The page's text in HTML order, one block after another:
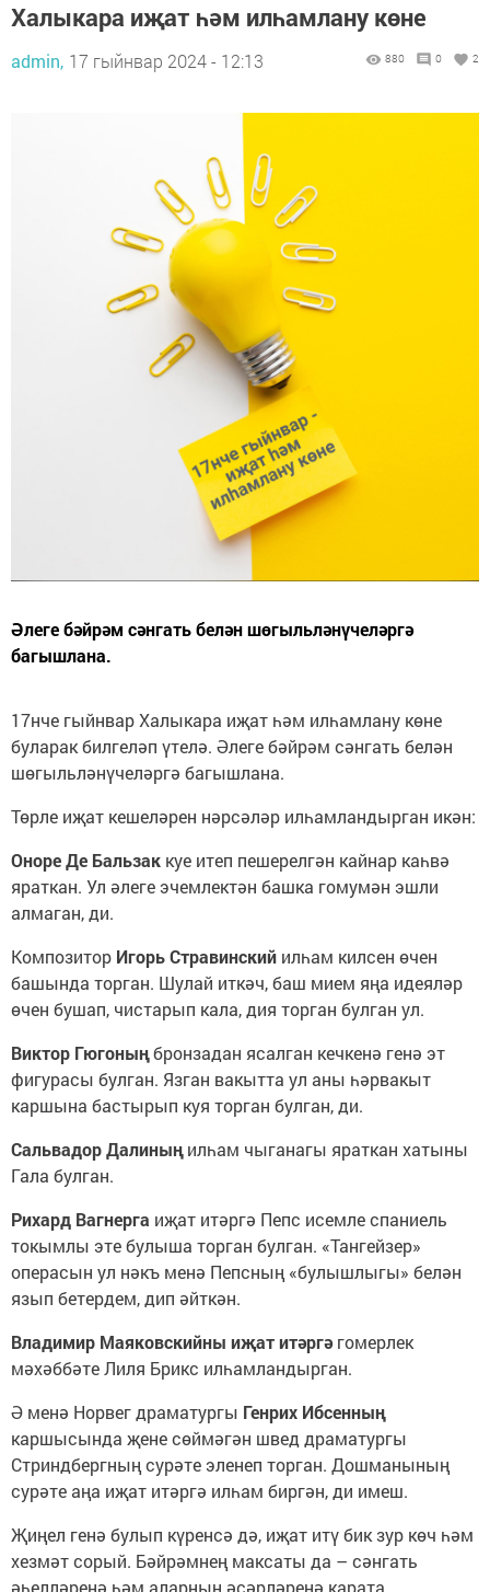
Халыкара иҗат һәм илһамлану көне
admin, 17 гыйнвар 2024 - 12:13 880 0 2
Әлеге бәйрәм сәнгать белән шөгыльләнүчеләргә
багышлана.
17нче гыйнвар Халыкара иҗат һәм илһамлану көне
буларак билгеләп үтелә. Әлеге бәйрәм сәнгать белән
шөгыльләнүчеләргә багышлана.
Төрле иҗат кешеләрен нәрсәләр илһамландырган икән:
Оноре Де Бальзак куе итеп пешерелгән кайнар каһвә
яраткан. Ул әлеге эчемлектән башка гомумән эшли
алмаган, ди.
Композитор Игорь Стравинский илһам килсен өчен
башында торган. Шулай иткәч, баш мием яңа идеяләр
өчен бушап, чистарып кала, дия торган булган ул.
Виктор Гюгоныңбронзадан ясалган кечкенә генә эт
фигурасы булган. Язган вакытта ул аны һәрвакыт
каршына бастырып куя торган булган, ди.
Сальвадор Далиныңилһам чыганагы яраткан хатыны
Гала булган.
Рихард Вагнерга иҗат итәргә Пепс исемле спаниель
токымлы эте булыша торган булган. «Тангейзер»
операсын ул нәкъ менә Пепсның «булышлыгы» белән
язып бетердем, дип әйткән.
Владимир Маяковскийны иҗат итәргәгомерлек
мәхәббәте Лиля Брикс илһамландырган.
Ә менә Норвег драматургы Генрих Ибсенның
каршысында җене сөймәгән швед драматургы
Стриндбергның сурәте эленеп торган. Дошманының
сурәте аңа иҗат итәргә илһам биргән, ди имеш.
Җиңел генә булып күренсә дә, иҗат итү бик зур көч һәм
хезмәт сорый. Бәйрәмнең максаты да – сәнгать